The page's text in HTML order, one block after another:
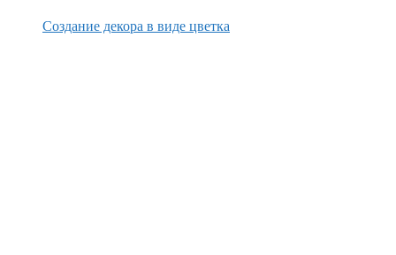
Создание декора в виде цветка